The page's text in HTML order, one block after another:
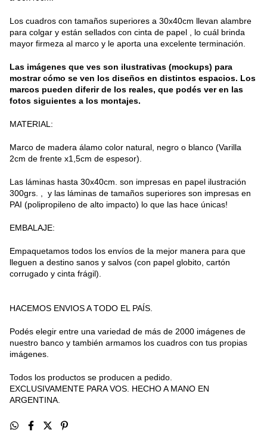
Los cuadros con tamaños superiores a 30x40cm llevan alambre
para colgar y están sellados con cinta de papel , lo cuál brinda
mayor firmeza al marco y le aporta una excelente terminación.
Las imágenes que ves son ilustrativas (mockups) para
mostrar cómo se ven los diseños en distintos espacios. Los
marcos pueden diferir de los reales, que podés ver en las
fotos siguientes a los montajes.
MATERIAL:
Marco de madera álamo color natural, negro o blanco (Varilla
2cm de frente x1,5cm de espesor).
Las láminas hasta 30x40cm. son impresas en papel ilustración
300grs. , y las láminas de tamaños superiores son impresas en
PAI (polipropileno de alto impacto) lo que las hace únicas!
EMBALAJE:
Empaquetamos todos los envíos de la mejor manera para que
lleguen a destino sanos y salvos (con papel globito, cartón
corrugado y cinta frágil).
HACEMOS ENVIOS A TODO EL PAÍS.
Podés elegir entre una variedad de más de 2000 imágenes de
nuestro banco y también armamos los cuadros con tus propias
imágenes.
Todos los productos se producen a pedido.
EXCLUSIVAMENTE PARA VOS. HECHO A MANO EN
ARGENTINA.